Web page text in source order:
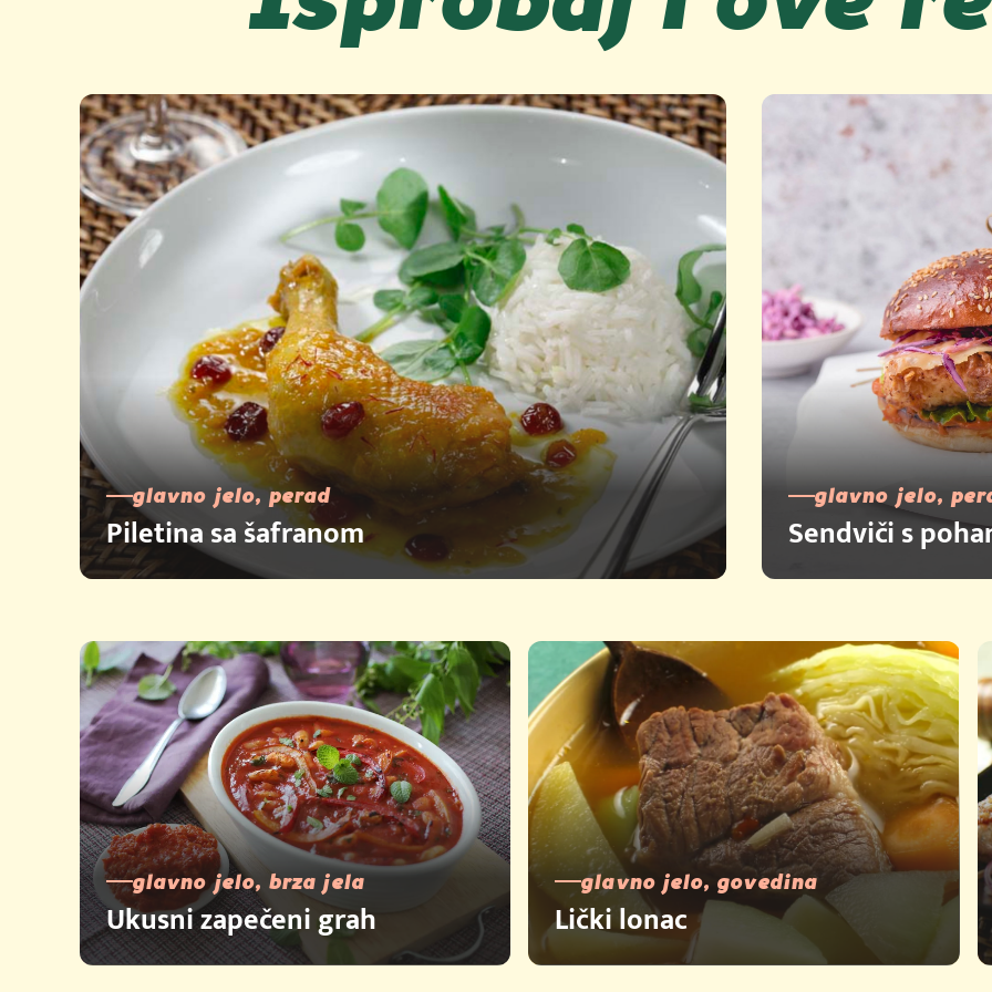
glavno jelo, perad
Piletina sa šafranom
glavno jelo,
Sendviči s
glavno jelo, brza jela
Ukusni zapečeni grah
glavno jelo, govedina
Lički lonac